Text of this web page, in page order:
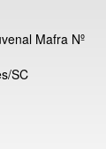
Mafra Nº
SC